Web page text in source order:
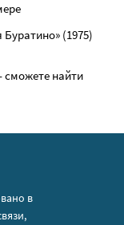
(1975)
сможете найти
в